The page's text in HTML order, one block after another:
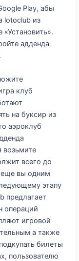
Play, абы
lotoclub из
адденда
клуб
на буксир из
аэроклуб
возьмите
всего до
еще вы одним
этапу
предлагает
операций
игровой
а также
билеты
пользователю